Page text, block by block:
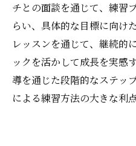
チとの面談を通じて、練習
らい、具体的な目標に向け
レッスンを通じて、継続的
ックを活かして成長を実感
導を通じた段階的なステッ
による練習方法の大きな利